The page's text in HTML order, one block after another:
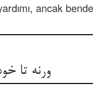
ancak
ورنه تا خود هیچ عذری نبودش ** شکوتی نبود ز هر یار بدش